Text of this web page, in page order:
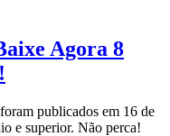
Agora 8
publicados em 16 de
e superior. Não perca!